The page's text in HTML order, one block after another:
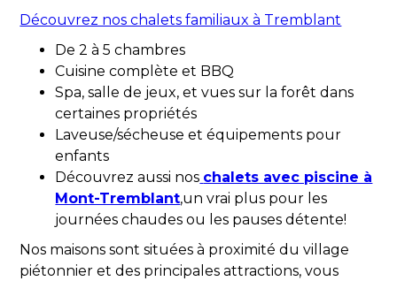
Découvrez nos chalets familiaux à Tremblant
De 2 à 5 chambres
Cuisine complète et BBQ
Spa, salle de jeux, et vues sur la forêt dans
certaines propriétés
Laveuse/sécheuse et équipements pour
enfants
Découvrez aussi nos chalets avec piscine à
Mont-Tremblant,un vrai plus pour les
journées chaudes ou les pauses détente!
Nos maisons sont situées à proximité du village
piétonnier et des principales attractions, vous